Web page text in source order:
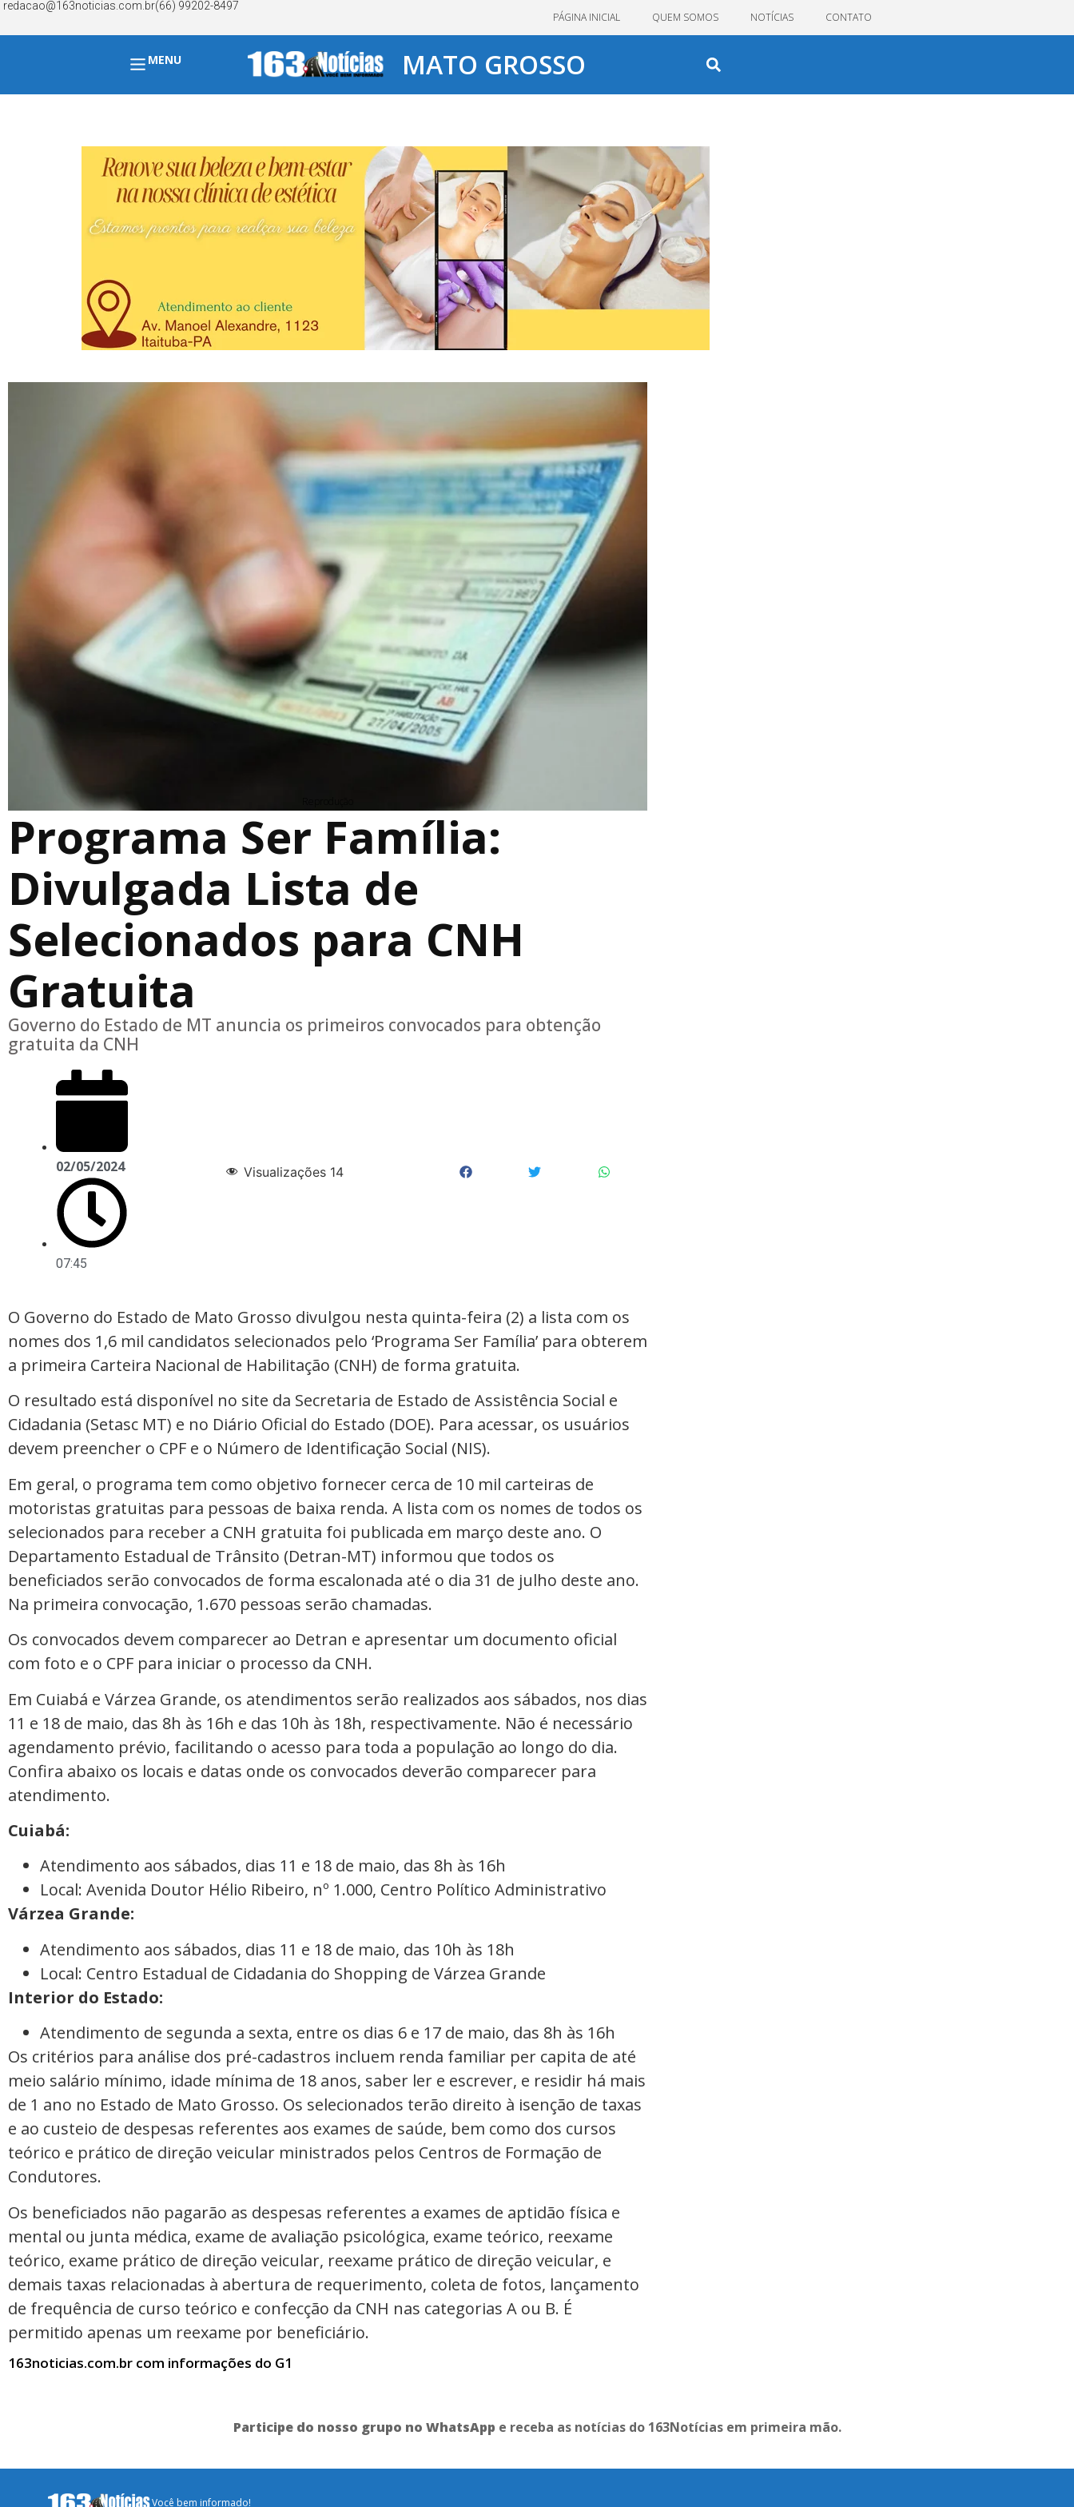
redacao@163noticias.com.br(66) 99202-8497
PÁGINA INICIAL QUEM SOMOS NOTÍCIAS CONTATO
MENU MATO GROSSO
Programa Ser Família:
Divulgada Lista de
Selecionados para CNH
Gratuita
Governo do Estado de MT anuncia os primeiros convocados para obtenção
gratuita da CNH
02/05/2024
07:45
Visualizações 14
O Governo do Estado de Mato Grosso divulgou nesta quinta-feira (2) a lista com os
nomes dos 1,6 mil candidatos selecionados pelo ‘Programa Ser Família’ para obterem
a primeira Carteira Nacional de Habilitação (CNH) de forma gratuita.
O resultado está disponível no site da Secretaria de Estado de Assistência Social e
Cidadania (Setasc MT) e no Diário Oficial do Estado (DOE). Para acessar, os usuários
devem preencher o CPF e o Número de Identificação Social (NIS).
Em geral, o programa tem como objetivo fornecer cerca de 10 mil carteiras de
motoristas gratuitas para pessoas de baixa renda. A lista com os nomes de todos os
selecionados para receber a CNH gratuita foi publicada em março deste ano. O
Departamento Estadual de Trânsito (Detran-MT) informou que todos os
beneficiados serão convocados de forma escalonada até o dia 31 de julho deste ano.
Na primeira convocação, 1.670 pessoas serão chamadas.
Os convocados devem comparecer ao Detran e apresentar um documento oficial
com foto e o CPF para iniciar o processo da CNH.
Em Cuiabá e Várzea Grande, os atendimentos serão realizados aos sábados, nos dias
11 e 18 de maio, das 8h às 16h e das 10h às 18h, respectivamente. Não é necessário
agendamento prévio, facilitando o acesso para toda a população ao longo do dia.
Confira abaixo os locais e datas onde os convocados deverão comparecer para
atendimento.
Cuiabá:
Atendimento aos sábados, dias 11 e 18 de maio, das 8h às 16h
Local: Avenida Doutor Hélio Ribeiro, nº 1.000, Centro Político Administrativo
Várzea Grande:
Atendimento aos sábados, dias 11 e 18 de maio, das 10h às 18h
Local: Centro Estadual de Cidadania do Shopping de Várzea Grande
Interior do Estado:
Atendimento de segunda a sexta, entre os dias 6 e 17 de maio, das 8h às 16h
Os critérios para análise dos pré-cadastros incluem renda familiar per capita de até
meio salário mínimo, idade mínima de 18 anos, saber ler e escrever, e residir há mais
de 1 ano no Estado de Mato Grosso. Os selecionados terão direito à isenção de taxas
e ao custeio de despesas referentes aos exames de saúde, bem como dos cursos
teórico e prático de direção veicular ministrados pelos Centros de Formação de
Condutores.
Os beneficiados não pagarão as despesas referentes a exames de aptidão física e
mental ou junta médica, exame de avaliação psicológica, exame teórico, reexame
teórico, exame prático de direção veicular, reexame prático de direção veicular, e
demais taxas relacionadas à abertura de requerimento, coleta de fotos, lançamento
de frequência de curso teórico e confecção da CNH nas categorias A ou B. É
permitido apenas um reexame por beneficiário.
163noticias.com.br com informações do G1
Participe do nosso grupo no WhatsApp e receba as notícias do 163Notícias em primeira mão.
Você bem informado!